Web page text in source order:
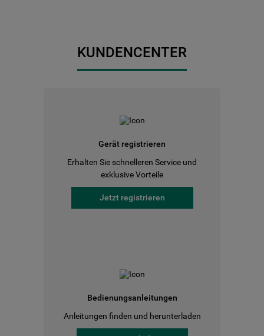
KUNDENCENTER
Gerät registrieren
Erhalten Sie schnelleren Service und
exklusive Vorteile
Jetzt registrieren
Bedienungsanleitungen
Anleitungen finden und herunterladen